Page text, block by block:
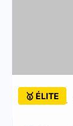
🥇 ÉLITE